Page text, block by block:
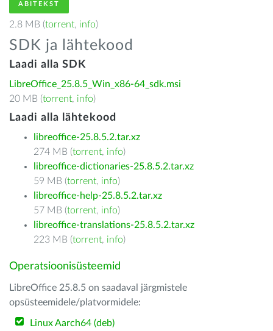
ABITEKST
2.8 MB (torrent, info)
SDK ja lähtekood
Laadi alla SDK
LibreOffice_25.8.5_Win_x86-64_sdk.msi
20 MB (torrent, info)
Laadi alla lähtekood
libreoffice-25.8.5.2.tar.xz
274 MB (torrent, info)
libreoffice-dictionaries-25.8.5.2.tar.xz
59 MB (torrent, info)
libreoffice-help-25.8.5.2.tar.xz
57 MB (torrent, info)
libreoffice-translations-25.8.5.2.tar.xz
223 MB (torrent, info)
Operatsioonisüsteemid
LibreOffice 25.8.5 on saadaval järgmistele
opsüsteemidele/platvormidele:
Linux Aarch64 (deb)